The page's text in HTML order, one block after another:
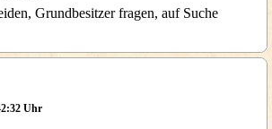
Grundbesitzer fragen, auf Suche
Uhr